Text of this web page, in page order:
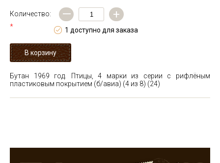
Количество:
*
— +
1 доступно для заказа
Бутан 1969 год. Птицы, 4 марки из серии с рифлёным
пластиковым покрытием (б/авиа) (4 из 8) (24)